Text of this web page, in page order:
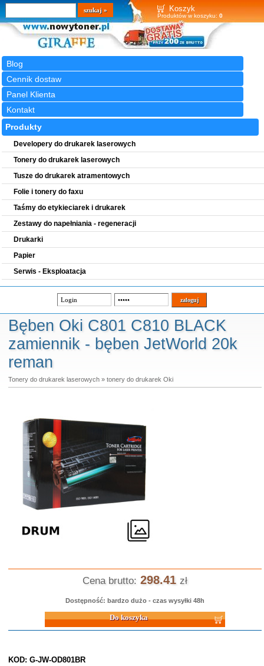
Koszyk
Produktów w koszyku: 0
Blog
Cennik dostaw
Panel Klienta
Kontakt
Wyszukiwarka
szukaj
Produkty
Developery do drukarek laserowych
Tonery do drukarek laserowych
Tusze do drukarek atramentowych
Folie i tonery do faxu
Taśmy do etykieciarek i drukarek
Zestawy do napełniania - regeneracji
Drukarki
Papier
Serwis - Eksploatacja
Bęben Oki C801 C810 BLACK
zamiennik - bęben JetWorld 20k
reman
Tonery do drukarek laserowych» tonery do drukarek Oki
Cena brutto: 298.41 zł
Dostępność: bardzo dużo - czas wysyłki 48h
Do koszyka
KOD: G-JW-OD801BR